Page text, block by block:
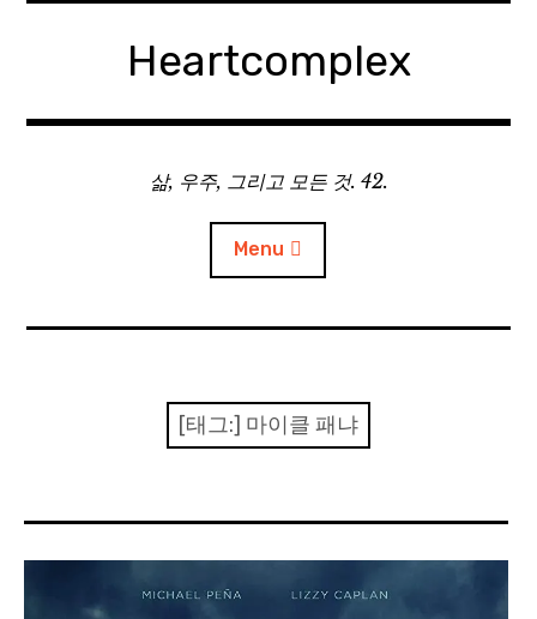
Heartcomplex
삶, 우주, 그리고 모든 것. 42.
Menu
Private Military Manager: Tactical Auto Battler
GOTYS
Paper Star Fighters
[태그:] 마이클 패냐